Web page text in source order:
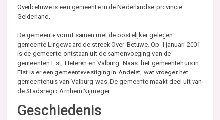
Overbetuwe is een gemeente in de Nederlandse provincie
Gelderland.
De gemeente vormt samen met de oostelijker gelegen
gemeente Lingewaard de streek Over-Betuwe. Op 1 januari 2001
is de gemeente ontstaan uit de samenvoeging van de
gemeenten Elst, Heteren en Valburg. Naast het gemeentehuis in
Elst is er een gemeentevestiging in Andelst, wat vroeger het
gemeentehuis van Valburg was. De gemeente maakt deel uit van
de Stadsregio Arnhem Nijmegen.
Geschiedenis